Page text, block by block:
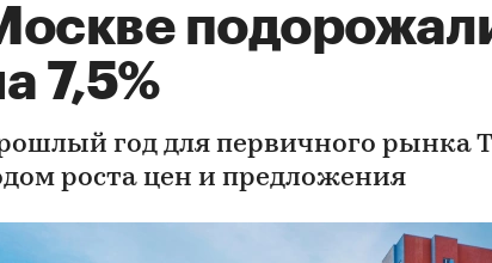
7,5%
год для первичного рынка
роста цен и предложения